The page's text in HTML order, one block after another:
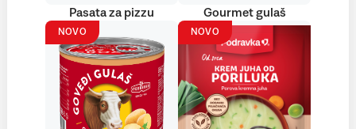
Pasata za pizzu Gourmet gulaš
NOVO NOVO